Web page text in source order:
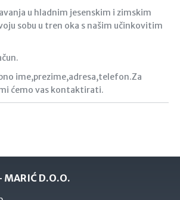
u hladnim jesenskim i zimskim
sobu u tren oka s našim učinkovitim
ime,prezime,adresa,telefon.Za
ćemo vas kontaktirati.
MARIĆ D.O.O.